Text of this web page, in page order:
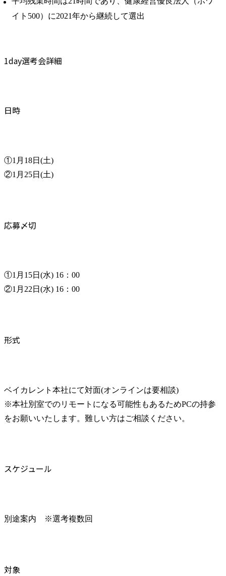
イト500）に2021年から継続して選出
1day選考会詳細
日時
①1月18日(土)
②1月25日(土)
応募〆切
①1月15日(水) 16：00
②1月22日(水) 16：00
形式
ベイカレント本社にて対面(オンラインは要相談)
※本社別室でのリモートになる可能性もあるためPCの持参
をお願いいたします。難しい方はご相談ください。
スケジュール
別途案内　※選考複数回
対象